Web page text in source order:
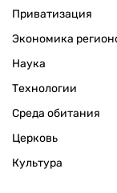
Приватизация
Экономика
Наука
Технологии
Среда обитания
Церковь
Культура